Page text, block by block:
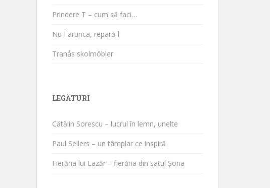
Prindere T – cum să faci…
Nu-l arunca, repară-l
Tranås skolmöbler
LEGĂTURI
Cătălin Sorescu – lucrul în lemn, unelte
Paul Sellers – un tâmplar ce inspiră
Fierăria lui Lazăr – fierăria din satul Șona